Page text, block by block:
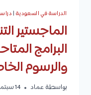
الدراسة في السعودية|
الماجستير
البرامج
والرسوم
بواسطة عماد 14 سبتمبر، 2024